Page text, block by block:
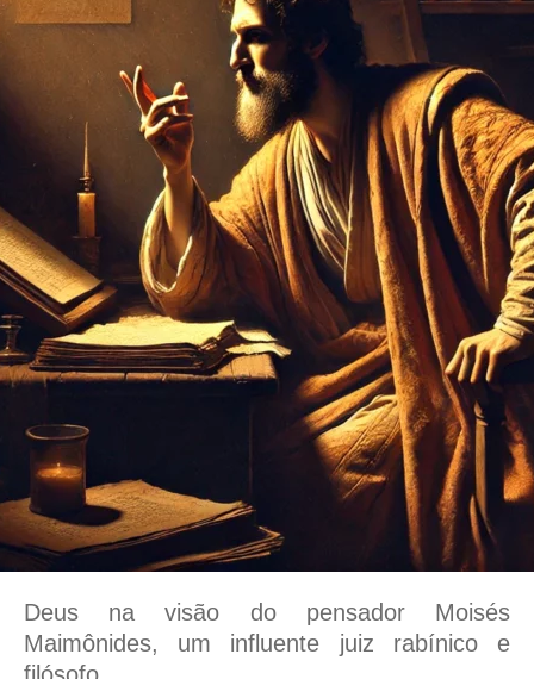
Deus na visão do pensador Moisés
Maimônides, um influente juiz rabínico e